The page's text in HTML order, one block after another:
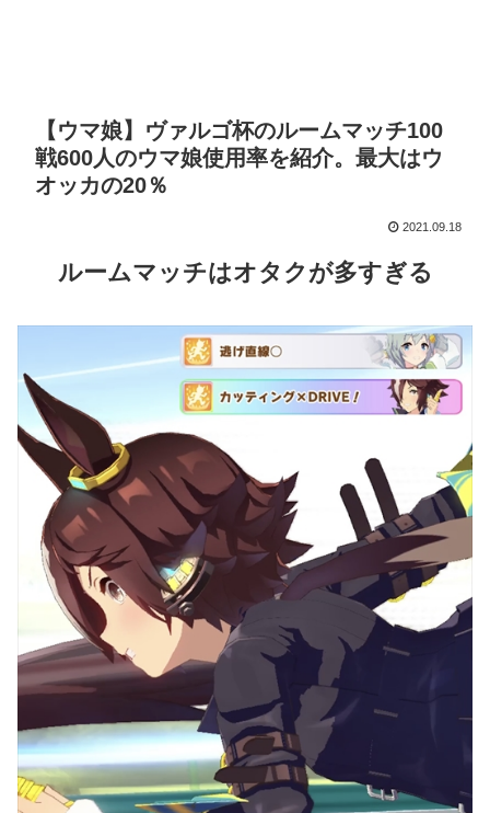
【ウマ娘】ヴァルゴ杯のルームマッチ100
戦600人のウマ娘使用率を紹介。最大はウ
オッカの20％
2021.09.18
ルームマッチはオタクが多すぎる